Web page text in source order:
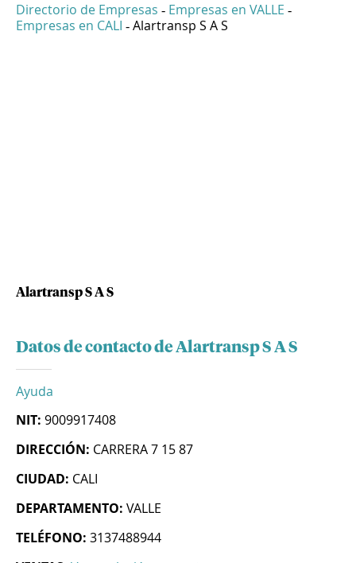
Directorio de Empresas - Empresas en VALLE -
Empresas en CALI - Alartransp S A S
Alartransp S A S
Datos de contacto de Alartransp S A S
Ayuda
NIT: 9009917408
DIRECCIÓN: CARRERA 7 15 87
CIUDAD: CALI
DEPARTAMENTO: VALLE
TELÉFONO: 3137488944